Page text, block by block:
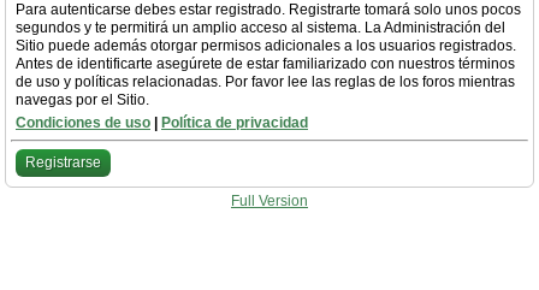
Para autenticarse debes estar registrado. Registrarte tomará solo unos pocos
segundos y te permitirá un amplio acceso al sistema. La Administración del
Sitio puede además otorgar permisos adicionales a los usuarios registrados.
Antes de identificarte asegúrete de estar familiarizado con nuestros términos
de uso y políticas relacionadas. Por favor lee las reglas de los foros mientras
navegas por el Sitio.
Condiciones de uso
Política de privacidad
Registrarse
Full Version